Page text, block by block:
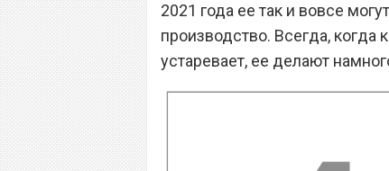
2021 года ее так и вовсе
производство. Всегда, когда
устаревает, ее делают